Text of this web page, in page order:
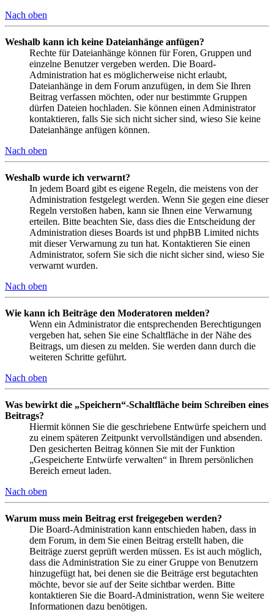
Nach oben
Weshalb kann ich keine Dateianhänge anfügen?
Rechte für Dateianhänge können für Foren, Gruppen und
einzelne Benutzer vergeben werden. Die Board-
Administration hat es möglicherweise nicht erlaubt,
Dateianhänge in dem Forum anzufügen, in dem Sie Ihren
Beitrag verfassen möchten, oder nur bestimmte Gruppen
dürfen Dateien hochladen. Sie können einen Administrator
kontaktieren, falls Sie sich nicht sicher sind, wieso Sie keine
Dateianhänge anfügen können.
Nach oben
Weshalb wurde ich verwarnt?
In jedem Board gibt es eigene Regeln, die meistens von der
Administration festgelegt werden. Wenn Sie gegen eine dieser
Regeln verstoßen haben, kann sie Ihnen eine Verwarnung
erteilen. Bitte beachten Sie, dass dies die Entscheidung der
Administration dieses Boards ist und phpBB Limited nichts
mit dieser Verwarnung zu tun hat. Kontaktieren Sie einen
Administrator, sofern Sie sich die nicht sicher sind, wieso Sie
verwarnt wurden.
Nach oben
Wie kann ich Beiträge den Moderatoren melden?
Wenn ein Administrator die entsprechenden Berechtigungen
vergeben hat, sehen Sie eine Schaltfläche in der Nähe des
Beitrags, um diesen zu melden. Sie werden dann durch die
weiteren Schritte geführt.
Nach oben
Was bewirkt die „Speichern“-Schaltfläche beim Schreiben eines
Beitrags?
Hiermit können Sie die geschriebene Entwürfe speichern und
zu einem späteren Zeitpunkt vervollständigen und absenden.
Den gesicherten Beitrag können Sie mit der Funktion
„Gespeicherte Entwürfe verwalten“ in Ihrem persönlichen
Bereich erneut laden.
Nach oben
Warum muss mein Beitrag erst freigegeben werden?
Die Board-Administration kann entschieden haben, dass in
dem Forum, in dem Sie einen Beitrag erstellt haben, die
Beiträge zuerst geprüft werden müssen. Es ist auch möglich,
dass die Administration Sie zu einer Gruppe von Benutzern
hinzugefügt hat, bei denen sie die Beiträge erst begutachten
möchte, bevor sie auf der Seite sichtbar werden. Bitte
kontaktieren Sie die Board-Administration, wenn Sie weitere
Informationen dazu benötigen.